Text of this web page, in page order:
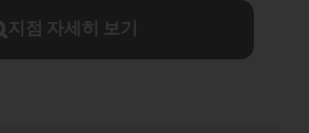
지점 자세히 보기